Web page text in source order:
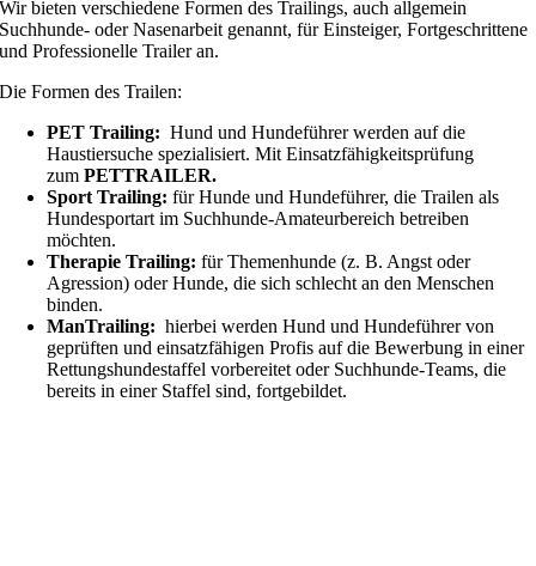
Wir bieten verschiedene Formen des Trailings, auch allgemein
Suchhunde- oder Nasenarbeit genannt, für Einsteiger, Fortgeschrittene
und Professionelle Trailer an.
Die Formen des Trailen:
PET Trailing:Hund und Hundeführer werden auf die
Haustiersuche spezialisiert. Mit Einsatzfähigkeitsprüfung
zum PETTRAILER.
Sport Trailing: für Hunde und Hundeführer, die Trailen als
Hundesportart im Suchhunde-Amateurbereich betreiben
möchten.
Therapie Trailing: für Themenhunde (z. B. Angst oder
Agression) oder Hunde, die sich schlecht an den Menschen
binden.
ManTrailing: hierbei werden Hund und Hundeführer von
geprüften und einsatzfähigen Profis auf die Bewerbung in einer
Rettungshundestaffel vorbereitet oder Suchhunde-Teams, die
bereits in einer Staffel sind, fortgebildet.